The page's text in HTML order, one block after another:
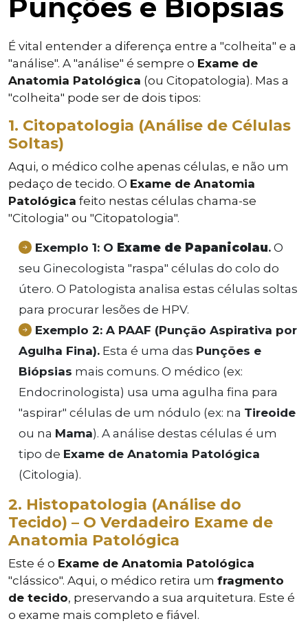
Punções e Biópsias
É vital entender a diferença entre a "colheita" e a
"análise". A "análise" é sempre o Exame de
Anatomia Patológica (ou Citopatologia). Mas a
"colheita" pode ser de dois tipos:
1. Citopatologia (Análise de Células
Soltas)
Aqui, o médico colhe apenas células, e não um
pedaço de tecido. O Exame de Anatomia
Patológica feito nestas células chama-se
"Citologia" ou "Citopatologia".
Exemplo 1: O Exame de Papanicolau. O
seu Ginecologista "raspa" células do colo do
útero. O Patologista analisa estas células soltas
para procurar lesões de HPV.
Exemplo 2: A PAAF (Punção Aspirativa por
Agulha Fina). Esta é uma das Punções e
Biópsias mais comuns. O médico (ex:
Endocrinologista) usa uma agulha fina para
"aspirar" células de um nódulo (ex: na Tireoide
ou na Mama). A análise destas células é um
tipo de Exame de Anatomia Patológica
(Citologia).
2. Histopatologia (Análise do
Tecido) – O Verdadeiro Exame de
Anatomia Patológica
Este é o Exame de Anatomia Patológica
"clássico". Aqui, o médico retira um fragmento
de tecido, preservando a sua arquitetura. Este é
o exame mais completo e fiável.